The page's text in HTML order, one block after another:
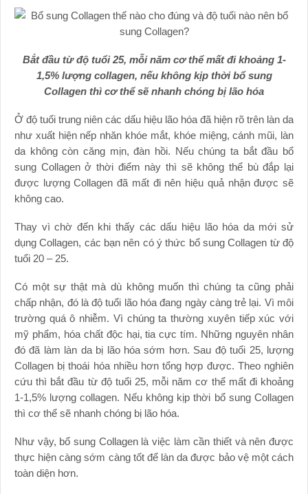
Bắt đầu từ độ tuổi 25, mỗi năm cơ thể mất đi khoảng 1-
1,5% lượng collagen, nếu không kịp thời bổ sung
Collagen thì cơ thể sẽ nhanh chóng bị lão hóa
Ở độ tuổi trung niên các dấu hiệu lão hóa đã hiện rõ trên làn da
như xuất hiện nếp nhăn khóe mắt, khóe miệng, cánh mũi, làn
da không còn căng mịn, đàn hồi. Nếu chúng ta bắt đầu bổ
sung Collagen ở thời điểm này thì sẽ không thể bù đắp lại
được lượng Collagen đã mất đi nên hiệu quả nhận được sẽ
không cao.
Thay vì chờ đến khi thấy các dấu hiệu lão hóa da mới sử
dụng Collagen, các bạn nên có ý thức bổ sung Collagen từ độ
tuổi 20 – 25.
Có một sự thật mà dù không muốn thì chúng ta cũng phải
chấp nhận, đó là độ tuổi lão hóa đang ngày càng trẻ lại. Vì môi
trường quá ô nhiễm. Vì chúng ta thường xuyên tiếp xúc với
mỹ phẩm, hóa chất độc hại, tia cực tím. Những nguyên nhân
đó đã làm làn da bị lão hóa sớm hơn. Sau độ tuổi 25, lượng
Collagen bị thoái hóa nhiều hơn tổng hợp được. Theo nghiên
cứu thì bắt đầu từ độ tuổi 25, mỗi năm cơ thể mất đi khoảng
1-1,5% lượng collagen. Nếu không kịp thời bổ sung Collagen
thì cơ thể sẽ nhanh chóng bị lão hóa.
Như vậy, bổ sung Collagen là việc làm cần thiết và nên được
thực hiện càng sớm càng tốt để làn da được bảo vệ một cách
toàn diện hơn.